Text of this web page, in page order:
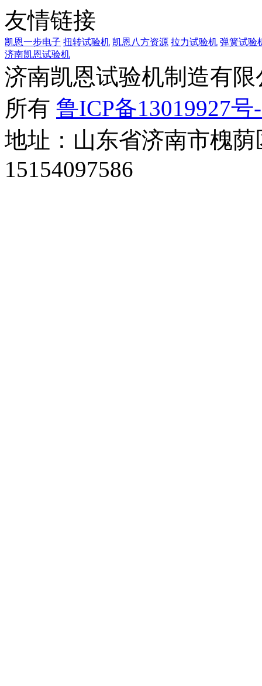
友情链接
凯恩一步电子 扭转试验机 凯恩八方资源 拉力试验机 弹簧试验
济南凯恩试验机
济南凯恩试验机制造有
所有 鲁ICP备13019927号
地址：山东省济南市槐
15154097586